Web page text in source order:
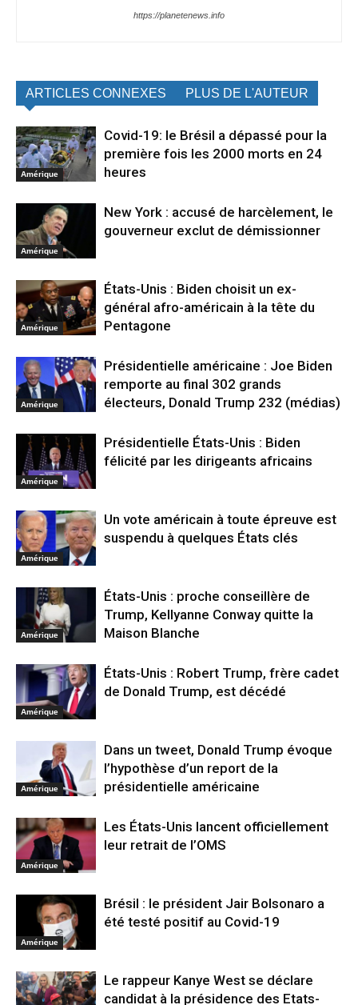
https://planetenews.info
ARTICLES CONNEXES PLUS DE L'AUTEUR
Amérique
Covid-19: le Brésil a dépassé pour la
première fois les 2000 morts en 24
heures
Amérique
New York : accusé de harcèlement, le
gouverneur exclut de démissionner
Amérique
États-Unis : Biden choisit un ex-
général afro-américain à la tête du
Pentagone
Amérique
Présidentielle américaine : Joe Biden
remporte au final 302 grands
électeurs, Donald Trump 232 (médias)
Amérique
Présidentielle États-Unis : Biden
félicité par les dirigeants africains
Amérique
Un vote américain à toute épreuve est
suspendu à quelques États clés
Amérique
États-Unis : proche conseillère de
Trump, Kellyanne Conway quitte la
Maison Blanche
Amérique
États-Unis : Robert Trump, frère cadet
de Donald Trump, est décédé
Amérique
Dans un tweet, Donald Trump évoque
l’hypothèse d’un report de la
présidentielle américaine
Amérique
Les États-Unis lancent officiellement
leur retrait de l’OMS
Amérique
Brésil : le président Jair Bolsonaro a
été testé positif au Covid-19
Le rappeur Kanye West se déclare
candidat à la présidence des Etats-